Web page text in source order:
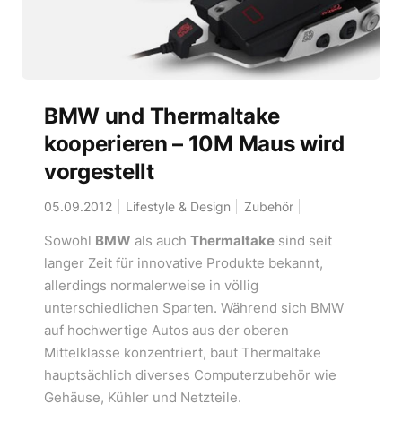
BMW und Thermaltake
kooperieren – 10M Maus wird
vorgestellt
05.09.2012 Lifestyle & Design Zubehör
Sowohl BMW als auch Thermaltakesind seit
langer Zeit für innovative Produkte bekannt,
allerdings normalerweise in völlig
unterschiedlichen Sparten. Während sich BMW
auf hochwertige Autos aus der oberen
Mittelklasse konzentriert, baut Thermaltake
hauptsächlich diverses Computerzubehör wie
Gehäuse, Kühler und Netzteile.